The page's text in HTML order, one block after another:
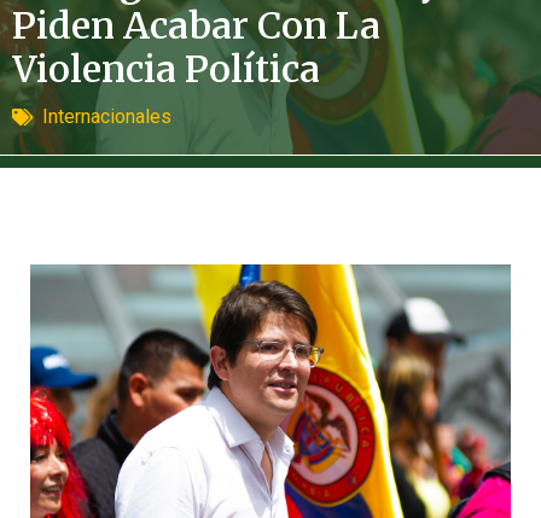
Piden Acabar Con La
Violencia Política
Internacionales